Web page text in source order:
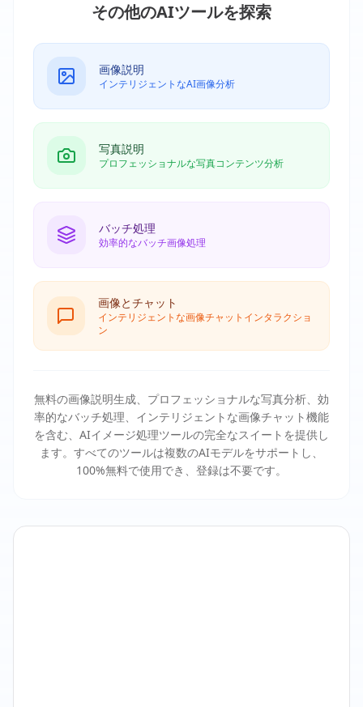
その他のAIツールを探索
画像説明
インテリジェントなAI画像分析
写真説明
プロフェッショナルな写真コンテンツ分析
バッチ処理
効率的なバッチ画像処理
画像とチャット
インテリジェントな画像チャットインタラクショ
ン
無料の画像説明生成、プロフェッショナルな写真分析、効
率的なバッチ処理、インテリジェントな画像チャット機能
を含む、AIイメージ処理ツールの完全なスイートを提供し
ます。すべてのツールは複数のAIモデルをサポートし、
100%無料で使用でき、登録は不要です。